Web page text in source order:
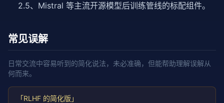
2.5、Mistral 等主流开源模型后训练管线的标配组件。
常见误解
日常交流中容易听到的简化说法，未必准确，但能帮助理解误解从
何而来。
「RLHF 的简化版」